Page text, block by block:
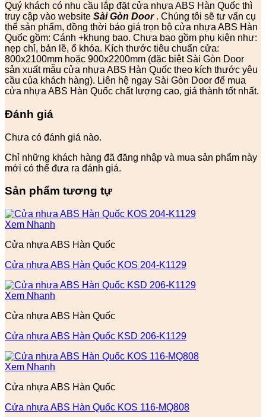
Quý khách có nhu cầu lắp đặt cửa nhựa ABS Hàn Quốc thì
truy cập vào website Sài Gòn Door. Chúng tôi sẽ tư vấn cụ
thể sản phẩm, đồng thời báo giá trọn bộ cửa nhựa ABS Hàn
Quốc gồm: Cánh +khung bao. Chưa bao gồm phụ kiện như:
nẹp chỉ, bản lề, ổ khóa. Kích thước tiêu chuẩn cửa:
800x2100mm hoặc 900x2200mm (đặc biệt Sài Gòn Door
sản xuất mẫu cửa nhựa ABS Hàn Quốc theo kích thước yêu
cầu của khách hàng). Liên hệ ngay Sài Gòn Door để mua
cửa nhựa ABS Hàn Quốc chất lượng cao, giá thành tốt nhất.
Đánh giá
Chưa có đánh giá nào.
Chỉ những khách hàng đã đăng nhập và mua sản phẩm này
mới có thể đưa ra đánh giá.
Sản phẩm tương tự
Xem Nhanh
Cửa nhựa ABS Hàn Quốc
Cửa nhựa ABS Hàn Quốc KOS 204-K1129
Xem Nhanh
Cửa nhựa ABS Hàn Quốc
Cửa nhựa ABS Hàn Quốc KSD 206-K1129
Xem Nhanh
Cửa nhựa ABS Hàn Quốc
Cửa nhựa ABS Hàn Quốc KOS 116-MQ808